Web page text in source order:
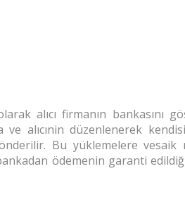
alıcı firmanın bankasını
alıcınin düzenlenerek
Bu yüklemelere
ödemenin garanti